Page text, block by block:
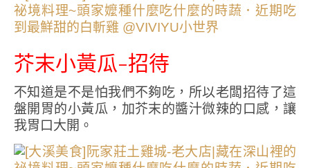
芥末小黃瓜-招待
不知道是不是怕我們不夠吃，所以老闆招待了這
盤開胃的小黃瓜，加芥末的醬汁微辣的口感，讓
我胃口大開。